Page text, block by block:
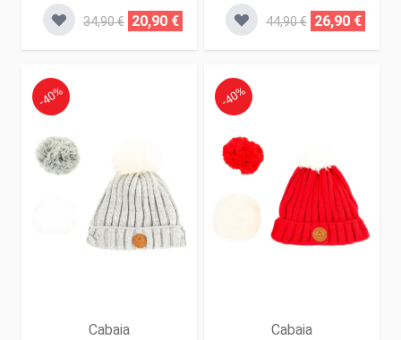
34,90 € 20,90 € 44,90 € 26,90 €
Cabaia
-40%
Cabaia
-40%